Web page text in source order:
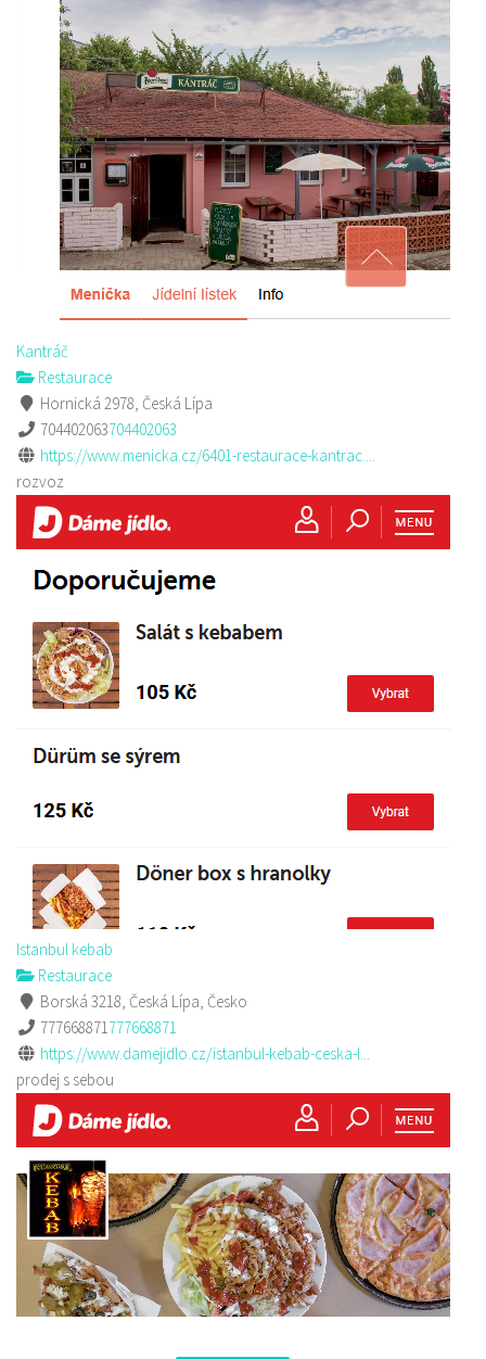
Kantráč
Restaurace
Hornická 2978, Česká Lípa
704402063704402063
https://www.menicka.cz/6401-restaurace-kantrac....
rozvoz
Istanbul kebab
Restaurace
Borská 3218, Česká Lípa, Česko
777668871777668871
https://www.damejidlo.cz/istanbul-kebab-ceska-l...
prodej s sebou